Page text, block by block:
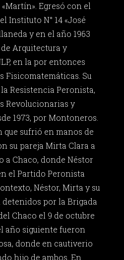
«Martín». Egresó con el
Instituto N° 14 «José
y en el año 1963
Arquitectura y
en la por entonces
Fisicomatemáticas. Su
Resistencia Peronista,
Revolucionarias y
1973, por Montoneros.
que sufrió en manos de
su pareja Mirta Clara a
a Chaco, donde Néstor
el Partido Peronista
Néstor, Mirta y su
por la Brigada
Chaco el 9 de octubre
año siguiente fueron
donde en cautiverio
hijo de ambos. En